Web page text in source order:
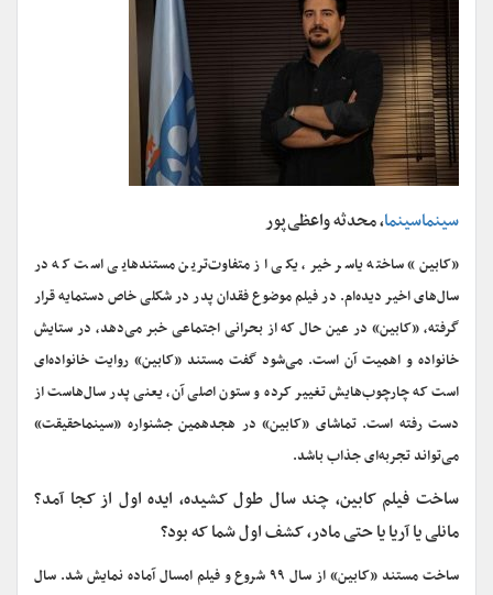
سینماسینما، محدثه واعظی‌پور
«کابین» ساخته یاسر خیر، یکی از متفاوت‌ترین مستندهایی است که در
سال‌های اخیر دیده‌ام. در فیلم موضوع فقدان پدر در شکلی خاص دستمایه قرار
گرفته، «کابین» در عین حال که از بحرانی اجتماعی خبر می‌دهد، در ستایش
خانواده و اهمیت آن است. می‌شود گفت مستند «کابین» روایت خانواده‌ای
است که چارچوب‌هایش تغییر کرده و ستون اصلی آن، یعنی پدر سال‌هاست از
دست رفته است. تماشای «کابین» در هجدهمین جشنواره «سینماحقیقت»
می‌تواند تجربه‌ای جذاب باشد.
ساخت فیلم کابین، چند سال طول کشیده، ایده اول از کجا آمد؟
مانلی یا آریا یا حتی مادر، کشف اول شما که بود؟
ساخت مستند «کابین» از سال ۹۹ شروع و فیلم امسال آماده نمایش شد. سال